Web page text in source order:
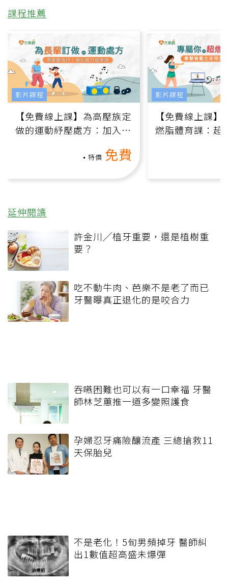
課程推薦
【免費線上課】為高壓族定
做的運動紓壓處方：加入行
特價 免費
影片課程
【免費線上課
燃脂體育課：超
影片課程
延伸閱讀
許金川╱植牙重要，還是植樹重
要？
吃不動牛肉、芭樂不是老了而已
牙醫曝真正退化的是咬合力
吞嚥困難也可以有一口幸福 牙醫
師林芝蕙推一道多變照護食
孕婦忍牙痛險釀流產 三總搶救11
天保胎兒
不是老化！5旬男頻掉牙 醫師糾
出1數值超高盛未爆彈